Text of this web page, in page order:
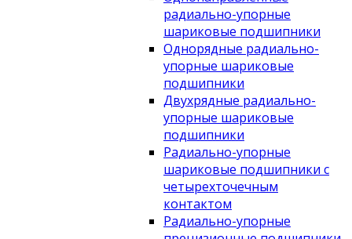
радиально-упорные
шариковые подшипники
Однорядные радиально-
упорные шариковые
подшипники
Двухрядные радиально-
упорные шариковые
подшипники
Радиально-упорные
шариковые подшипники с
четырехточечным
контактом
Радиально-упорные